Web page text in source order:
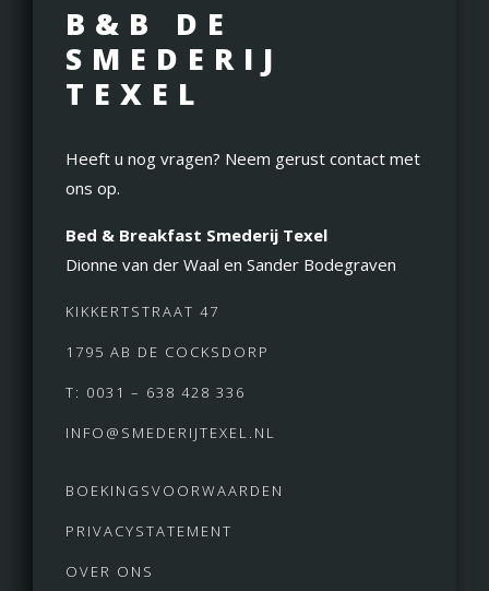
B&B DE
SMEDERIJ
TEXEL
Heeft u nog vragen? Neem gerust contact met
ons op.
Bed & Breakfast Smederij Texel
Dionne van der Waal en Sander Bodegraven
KIKKERTSTRAAT 47
1795 AB DE COCKSDORP
T: 0031 – 638 428 336
INFO@SMEDERIJTEXEL.NL
BOEKINGSVOORWAARDEN
PRIVACYSTATEMENT
OVER ONS